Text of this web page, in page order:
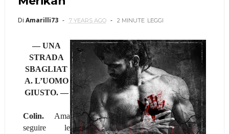
Di Amarilli73 7 YEARS AGO 2 MINUTE LEGGI
— UNA
STRADA
SBAGLIAT
A. L’UOMO
GIUSTO. —
Colin. Ama
seguire le